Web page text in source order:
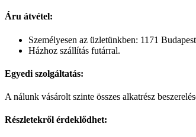
Áru átvétel:
Személyesen az üzletünkben: 1171
Házhoz szállítás futárral.
Egyedi szolgáltatás:
A nálunk vásárolt szinte összes alkatrész
Részletekről érdeklődhet: